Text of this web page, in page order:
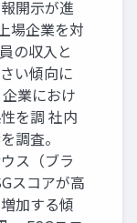
開示が進
場企業を対
の収入と
い傾向に
業におけ
を調 社内
調査。
ス（ブラ
スコアが高
加する傾